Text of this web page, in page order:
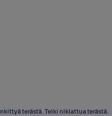
terästä. Telki niklattua terästä.